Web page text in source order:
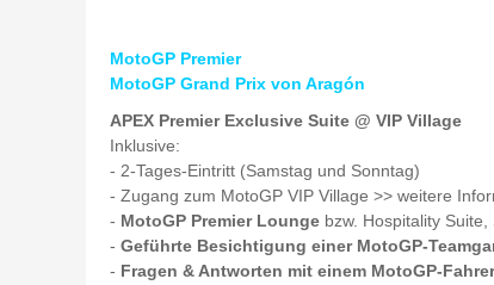
MotoGP Premier
MotoGP Grand Prix von Aragón
APEX Premier Exclusive Suite @ VIP Village
Inklusive:
- 2-Tages-Eintritt (Samstag und Sonntag)
- Zugang zum MotoGP VIP Village >> weitere
- MotoGP Premier Lounge bzw. Hospitality
- Geführte Besichtigung einer MotoGP-
- Fragen & Antworten mit einem MotoGP-Fahrer